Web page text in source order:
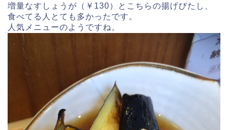
増量なすしょうが（￥130）とこちらの揚げびたし、
食べてる人とても多かったです。
人気メニューのようですね。